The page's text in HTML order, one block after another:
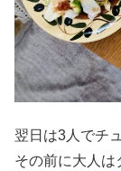
翌日は3人でチ
その前に大人は